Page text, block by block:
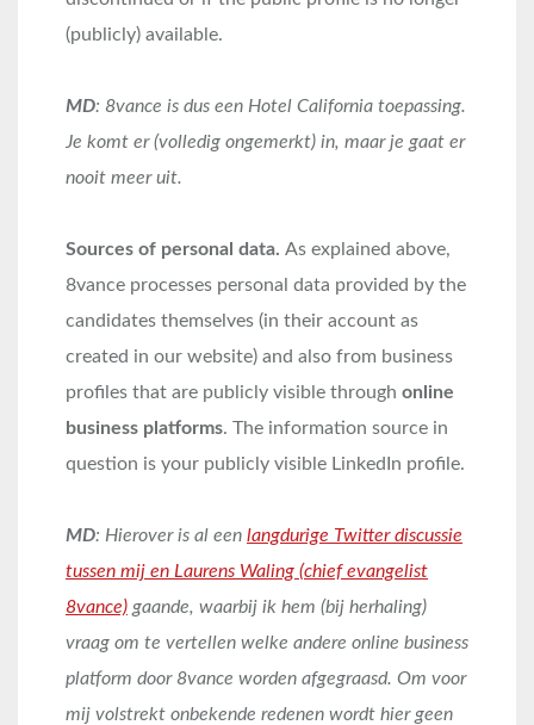
(publicly) available.
MD: 8vance is dus een Hotel California toepassing.
Je komt er (volledig ongemerkt) in, maar je gaat er
nooit meer uit.
Sources of personal data. As explained above,
8vance processes personal data provided by the
candidates themselves (in their account as
created in our website) and also from business
profiles that are publicly visible through online
business platforms. The information source in
question is your publicly visible LinkedIn profile.
MD: Hierover is al een langdurige Twitter discussie
tussen mij en Laurens Waling (chief evangelist
8vance) gaande, waarbij ik hem (bij herhaling)
vraag om te vertellen welke andere online business
platform door 8vance worden afgegraasd. Om voor
mij volstrekt onbekende redenen wordt hier geen